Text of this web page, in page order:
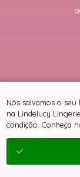
SITE 100%
Nós salvamos o
na Lindelucy
condição. Conheça